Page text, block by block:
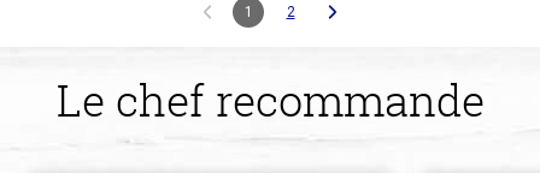
1 2
Le chef recommande